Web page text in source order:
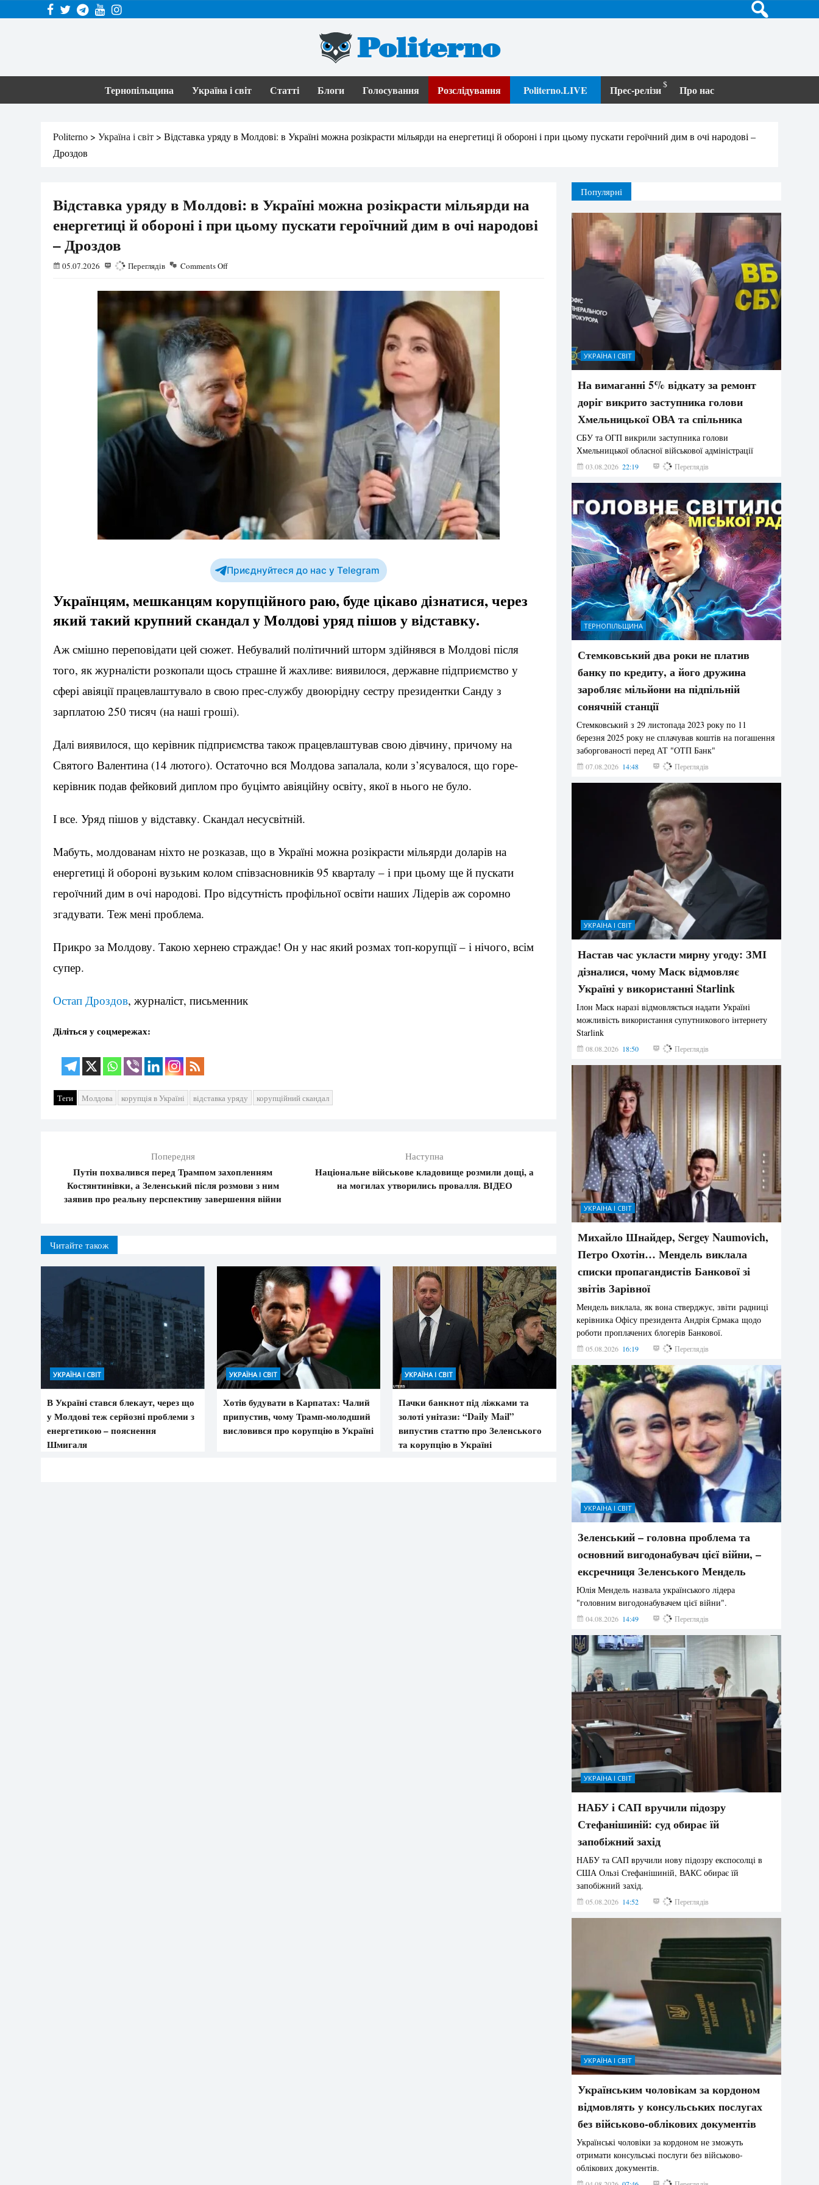
Politerno
Тернопільщина Україна і світ Статті Блоги Голосування Розслідування Politerno.LIVE Прес-релізи Про нас
Politerno > Україна і світ > Відставка уряду в Молдові: в Україні можна розікрасти мільярди на енергетиці й обороні і при цьому пускати героїчний дим в очі народові –
Дроздов
Відставка уряду в Молдові: в Україні можна розікрасти мільярди на
енергетиці й обороні і при цьому пускати героїчний дим в очі народові
– Дроздов
05.07.2026 327 Переглядів Comments Off
Приєднуйтеся до нас у Telegram
Українцям, мешканцям корупційного раю, буде цікаво дізнатися, через
який такий крупний скандал у Молдові уряд пішов у відставку.
Аж смішно переповідати цей сюжет. Небувалий політичний шторм здійнявся в Молдові після
того, як журналісти розкопали щось страшне й жахливе: виявилося, державне підприємство у
сфері авіяції працевлаштувало в свою прес-службу двоюрідну сестру президентки Санду з
зарплатою 250 тисяч (на наші гроші).
Далі виявилося, що керівник підприємства також працевлаштував свою дівчину, причому на
Святого Валентина (14 лютого). Остаточно вся Молдова запалала, коли з’ясувалося, що горе-
керівник подав фейковий диплом про буцімто авіяційну освіту, якої в нього не було.
І все. Уряд пішов у відставку. Скандал несусвітній.
Мабуть, молдованам ніхто не розказав, що в Україні можна розікрасти мільярди доларів на
енергетиці й обороні вузьким колом співзасновників 95 кварталу – і при цьому ще й пускати
героїчний дим в очі народові. Про відсутність профільної освіти наших Лідерів аж соромно
згадувати. Теж мені проблема.
Прикро за Молдову. Такою хернею страждає! Он у нас який розмах топ-корупції – і нічого, всім
супер.
Остап Дроздов, журналіст, письменник
Діліться у соцмережах:
Теги Молдова корупція в Україні відставка уряду корупційний скандал
Попередня
Путін похвалився перед Трампом захопленням
Костянтинівки, а Зеленський після розмови з ним
заявив про реальну перспективу завершення війни
Наступна
Національне військове кладовище розмили дощі, а
на могилах утворились провалля. ВІДЕО
Читайте також
УКРАЇНА І СВІТ
В Україні стався блекаут, через що
у Молдові теж серйозні проблеми з
енергетикою – пояснення
Шмигаля
УКРАЇНА І СВІТ
Хотів будувати в Карпатах: Чалий
припустив, чому Трамп-молодший
висловився про корупцію в Україні
УКРАЇНА І СВІТ
Пачки банкнот під ліжками та
золоті унітази: “Daily Mail”
випустив статтю про Зеленського
та корупцію в Україні
Популярні
УКРАЇНА І СВІТ
На вимаганні 5% відкату за ремонт
доріг викрито заступника голови
Хмельницької ОВА та спільника
СБУ та ОГП викрили заступника голови
Хмельницької обласної військової адміністрації
03.08.2026 22:19 887 Переглядів
ТЕРНОПІЛЬЩИНА
Стемковський два роки не платив
банку по кредиту, а його дружина
заробляє мільйони на підпільній
сонячній станції
Стемковський з 29 листопада 2023 року по 11
березня 2025 року не сплачував коштів на погашення
заборгованості перед АТ "ОТП Банк"
07.08.2026 14:48 425 Переглядів
УКРАЇНА І СВІТ
Настав час укласти мирну угоду: ЗМІ
дізналися, чому Маск відмовляє
Україні у використанні Starlink
Ілон Маск наразі відмовляється надати Україні
можливість використання супутникового інтернету
Starlink
08.08.2026 18:50 311 Переглядів
УКРАЇНА І СВІТ
Михайло Шнайдер, Sergey Naumovich,
Петро Охотін… Мендель виклала
списки пропагандистів Банкової зі
звітів Зарівної
Мендель виклала, як вона стверджує, звіти радниці
керівника Офісу президента Андрія Єрмака щодо
роботи проплачених блогерів Банкової.
05.08.2026 16:19 249 Переглядів
УКРАЇНА І СВІТ
Зеленський – головна проблема та
основний вигодонабувач цієї війни, –
ексречниця Зеленського Мендель
Юлія Мендель назвала українського лідера
"головним вигодонабувачем цієї війни".
04.08.2026 14:49 180 Переглядів
УКРАЇНА І СВІТ
НАБУ і САП вручили підозру
Стефанішиній: суд обирає їй
запобіжний захід
НАБУ та САП вручили нову підозру експосолці в
США Ользі Стефанішиній, ВАКС обирає їй
запобіжний захід.
05.08.2026 14:52 173 Переглядів
УКРАЇНА І СВІТ
Українським чоловікам за кордоном
відмовлять у консульських послугах
без військово-облікових документів
Українські чоловіки за кордоном не зможуть
отримати консульські послуги без військово-
облікових документів.